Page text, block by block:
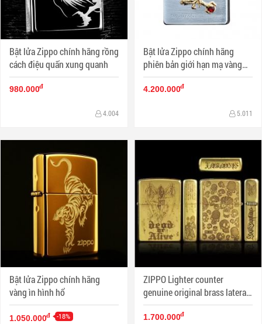
Bật lửa Zippo chính hãng rồng
cách điệu quấn xung quanh
980.000đ
4.004
Bật lửa Zippo chính hãng
phiên bản giới hạn mạ vàng
Dragon giữ ngọc
4.200.000đ
5.011
Bật lửa Zippo chính hãng
vàng ìn hình hổ
1.050.000đ -18%
ZIPPO Lighter counter
genuine original brass lateral
skull danger signs
1.700.000đ